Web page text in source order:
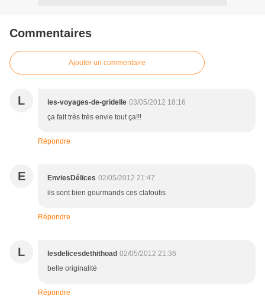
Commentaires
Ajouter un commentaire
L les-voyages-de-gridelle 03/05/2012 18:16
ça fait très très envie tout ça!!!
Répondre
E EnviesDélices 02/05/2012 21:47
ils sont bien gourmands ces clafoutis
Répondre
L lesdelicesdethithoad 02/05/2012 21:36
belle originalité
Répondre